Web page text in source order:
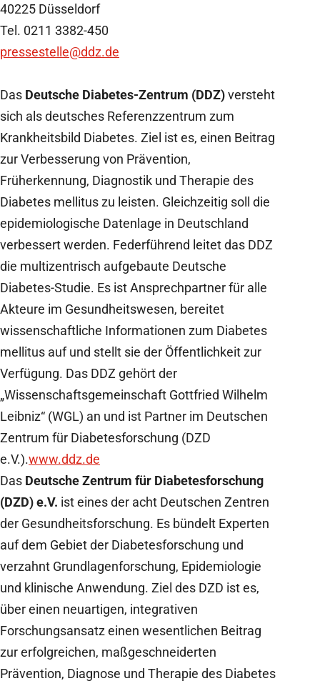
40225 Düsseldorf
Tel. 0211 3382-450
pressestelle@ddz.de
Das Deutsche Diabetes-Zentrum (DDZ)versteht
sich als deutsches Referenzzentrum zum
Krankheitsbild Diabetes. Ziel ist es, einen Beitrag
zur Verbesserung von Prävention,
Früherkennung, Diagnostik und Therapie des
Diabetes mellitus zu leisten. Gleichzeitig soll die
epidemiologische Datenlage in Deutschland
verbessert werden. Federführend leitet das DDZ
die multizentrisch aufgebaute Deutsche
Diabetes-Studie. Es ist Ansprechpartner für alle
Akteure im Gesundheitswesen, bereitet
wissenschaftliche Informationen zum Diabetes
mellitus auf und stellt sie der Öffentlichkeit zur
Verfügung. Das DDZ gehört der
„Wissenschaftsgemeinschaft Gottfried Wilhelm
Leibniz“ (WGL) an und ist Partner im Deutschen
Zentrum für Diabetesforschung (DZD
e.V.).www.ddz.de
Das Deutsche Zentrum für Diabetesforschung
(DZD) e.V. ist eines der acht Deutschen Zentren
der Gesundheitsforschung. Es bündelt Experten
auf dem Gebiet der Diabetesforschung und
verzahnt Grundlagenforschung, Epidemiologie
und klinische Anwendung. Ziel des DZD ist es,
über einen neuartigen, integrativen
Forschungsansatz einen wesentlichen Beitrag
zur erfolgreichen, maßgeschneiderten
Prävention, Diagnose und Therapie des Diabetes